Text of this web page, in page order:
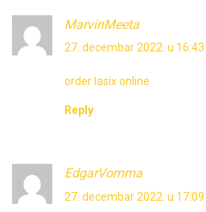
MarvinMeeta
27. decembar 2022. u 16:43
order lasix online
Reply
EdgarVomma
27. decembar 2022. u 17:09